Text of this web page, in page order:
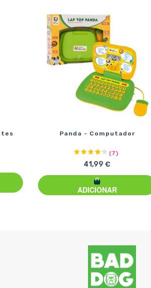
Panda - Computador
41,99 €
Classificação:
83%
(7)
ADICIONAR